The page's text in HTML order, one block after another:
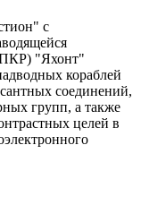
с
"Яхонт"
кораблей
соединений,
групп, а также
целей в